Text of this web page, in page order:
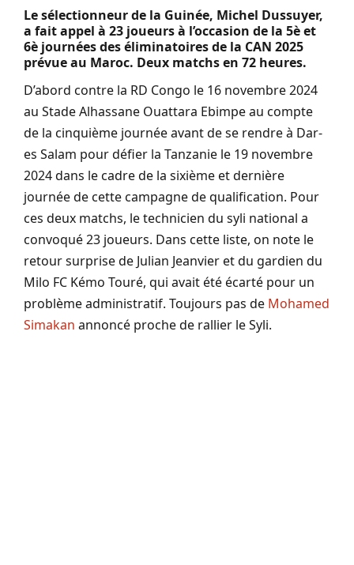
Le sélectionneur de la Guinée, Michel Dussuyer,
a fait appel à 23 joueurs à l’occasion de la 5è et
6è journées des éliminatoires de la CAN 2025
prévue au Maroc. Deux matchs en 72 heures.
D’abord contre la RD Congo le 16 novembre 2024
au Stade Alhassane Ouattara Ebimpe au compte
de la cinquième journée avant de se rendre à Dar-
es Salam pour défier la Tanzanie le 19 novembre
2024 dans le cadre de la sixième et dernière
journée de cette campagne de qualification. Pour
ces deux matchs, le technicien du syli national a
convoqué 23 joueurs. Dans cette liste, on note le
retour surprise de Julian Jeanvier et du gardien du
Milo FC Kémo Touré, qui avait été écarté pour un
problème administratif. Toujours pas de Mohamed
Simakan annoncé proche de rallier le Syli.